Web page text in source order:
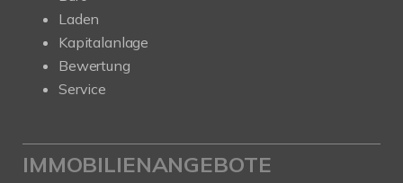
Laden
Kapitalanlage
Bewertung
Service
IMMOBILIENANGEBOTE